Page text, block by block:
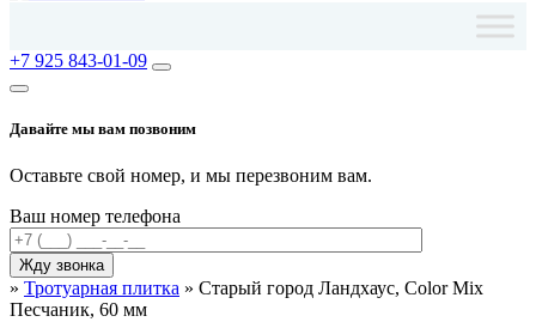
+7 925 843-01-09
Давайте мы вам позвоним
Оставьте свой номер, и мы перезвоним вам.
Ваш номер телефона
» Тротуарная плитка » Старый город Ландхаус, Color Mix
Песчаник, 60 мм